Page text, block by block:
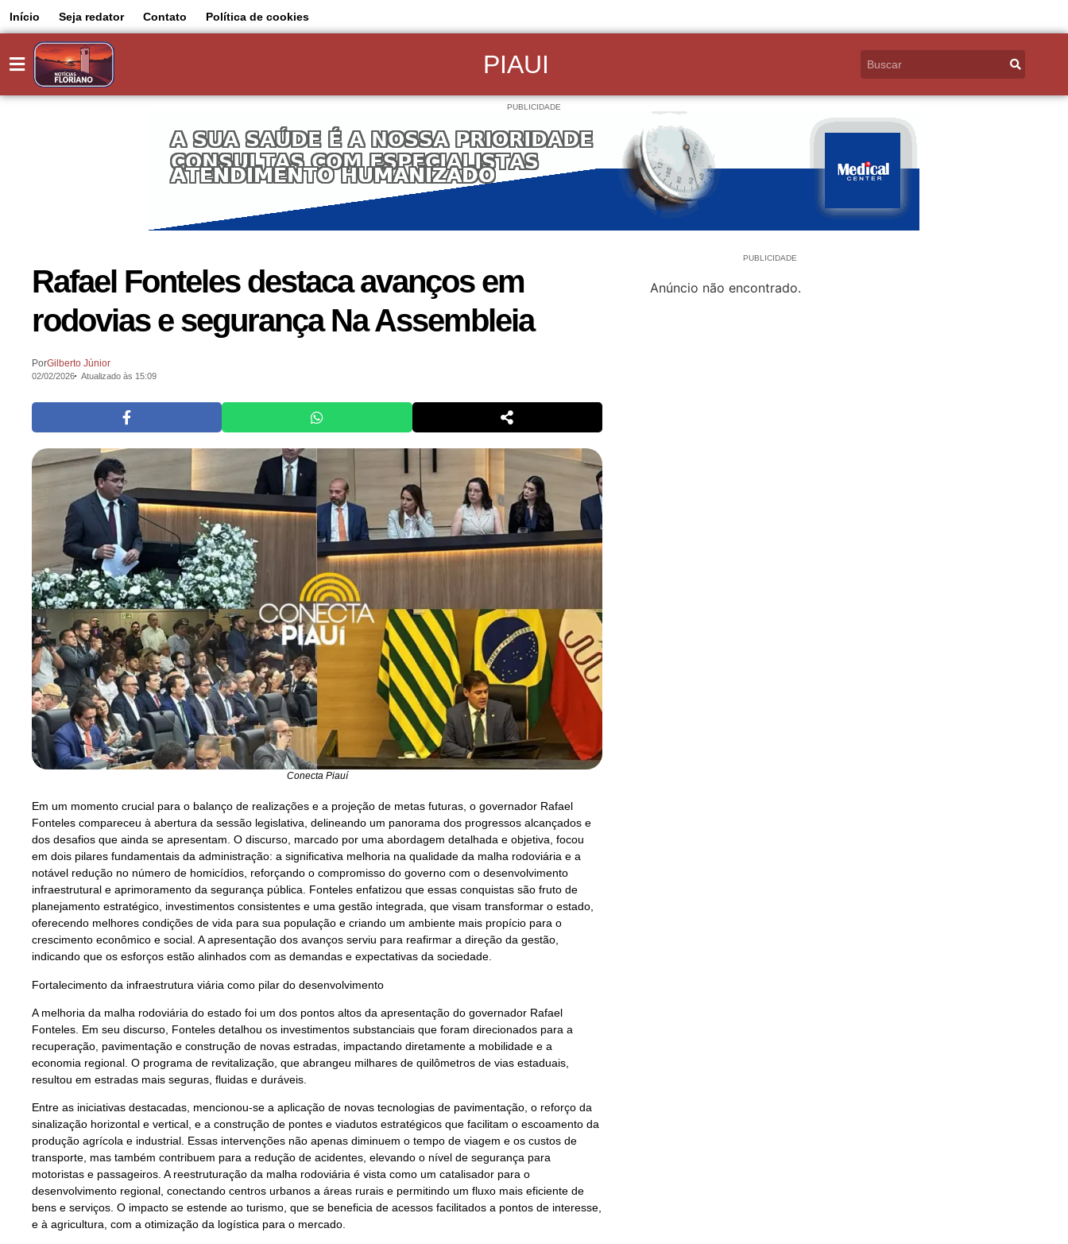
Início Seja redator Contato Política de cookies
PIAUI
PUBLICIDADE
Rafael Fonteles destaca avanços em
rodovias e segurança Na Assembleia
PorGilberto Júnior
02/02/2026 Atualizado às 15:09
Conecta Piauí
Em um momento crucial para o balanço de realizações e a projeção de metas futuras, o governador Rafael
Fonteles compareceu à abertura da sessão legislativa, delineando um panorama dos progressos alcançados e
dos desafios que ainda se apresentam. O discurso, marcado por uma abordagem detalhada e objetiva, focou
em dois pilares fundamentais da administração: a significativa melhoria na qualidade da malha rodoviária e a
notável redução no número de homicídios, reforçando o compromisso do governo com o desenvolvimento
infraestrutural e aprimoramento da segurança pública. Fonteles enfatizou que essas conquistas são fruto de
planejamento estratégico, investimentos consistentes e uma gestão integrada, que visam transformar o estado,
oferecendo melhores condições de vida para sua população e criando um ambiente mais propício para o
crescimento econômico e social. A apresentação dos avanços serviu para reafirmar a direção da gestão,
indicando que os esforços estão alinhados com as demandas e expectativas da sociedade.
Fortalecimento da infraestrutura viária como pilar do desenvolvimento
A melhoria da malha rodoviária do estado foi um dos pontos altos da apresentação do governador Rafael
Fonteles. Em seu discurso, Fonteles detalhou os investimentos substanciais que foram direcionados para a
recuperação, pavimentação e construção de novas estradas, impactando diretamente a mobilidade e a
economia regional. O programa de revitalização, que abrangeu milhares de quilômetros de vias estaduais,
resultou em estradas mais seguras, fluidas e duráveis.
Entre as iniciativas destacadas, mencionou-se a aplicação de novas tecnologias de pavimentação, o reforço da
sinalização horizontal e vertical, e a construção de pontes e viadutos estratégicos que facilitam o escoamento da
produção agrícola e industrial. Essas intervenções não apenas diminuem o tempo de viagem e os custos de
transporte, mas também contribuem para a redução de acidentes, elevando o nível de segurança para
motoristas e passageiros. A reestruturação da malha rodoviária é vista como um catalisador para o
desenvolvimento regional, conectando centros urbanos a áreas rurais e permitindo um fluxo mais eficiente de
bens e serviços. O impacto se estende ao turismo, que se beneficia de acessos facilitados a pontos de interesse,
e à agricultura, com a otimização da logística para o mercado.
PUBLICIDADE
Anúncio não encontrado.